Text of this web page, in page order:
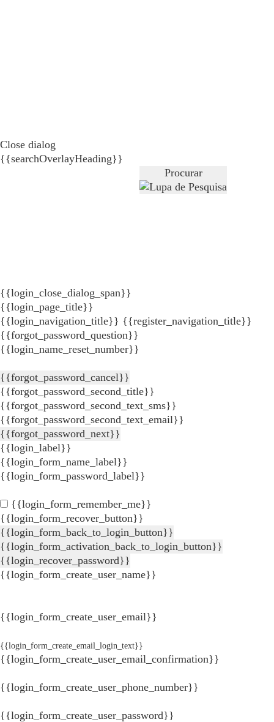
Close dialog
{{searchOverlayHeading}}
Procurar
{{login_close_dialog_span}}
{{login_page_title}}
{{login_navigation_title}} {{register_navigation_title}}
{{forgot_password_question}}
{{login_name_reset_number}}
{{forgot_password_cancel}}
{{forgot_password_second_title}}
{{forgot_password_second_text_sms}}
{{forgot_password_second_text_email}}
{{forgot_password_next}}
{{login_label}}
{{login_form_name_label}}
{{login_form_password_label}}
{{login_form_remember_me}}
{{login_form_recover_button}}
{{login_form_back_to_login_button}}
{{login_form_activation_back_to_login_button}}
{{login_recover_password}}
{{login_form_create_user_name}}
{{login_form_create_user_email}}
{{login_form_create_email_login_text}}
{{login_form_create_user_email_confirmation}}
{{login_form_create_user_phone_number}}
{{login_form_create_user_password}}